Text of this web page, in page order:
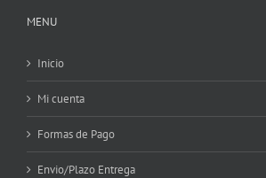
MENU
Inicio
Mi cuenta
Formas de Pago
Envio/Plazo Entrega